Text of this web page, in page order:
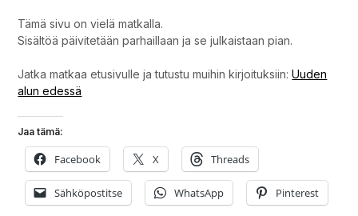
Tämä sivu on vielä matkalla.
Sisältöä päivitetään parhaillaan ja se julkaistaan pian.
Jatka matkaa etusivulle ja tutustu muihin kirjoituksiin:Uuden
alun edessä
Jaa tämä:
Facebook X Threads
Sähköpostitse WhatsApp Pinterest